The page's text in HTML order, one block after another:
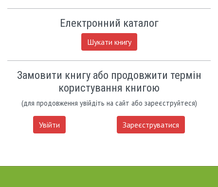
Електронний каталог
Шукати книгу
Замовити книгу або продовжити термін
користування книгою
(для продовження увійдіть на сайт або зареєструйтеся)
Увійти Зареєструватися